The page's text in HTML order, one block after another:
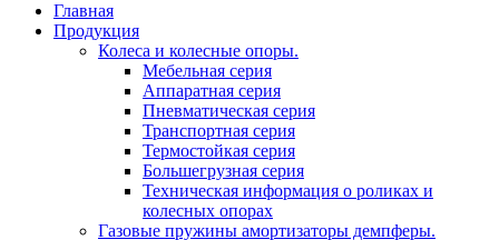
Главная
Продукция
Колеса и колесные опоры.
Мебельная серия
Аппаратная серия
Пневматическая серия
Транспортная серия
Термостойкая серия
Большегрузная серия
Техническая информация о роликах и
колесных опорах
Газовые пружины амортизаторы демпферы.